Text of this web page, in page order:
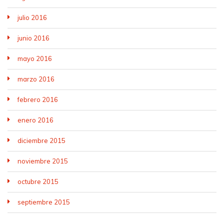
julio 2016
junio 2016
mayo 2016
marzo 2016
febrero 2016
enero 2016
diciembre 2015
noviembre 2015
octubre 2015
septiembre 2015